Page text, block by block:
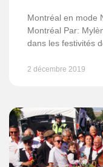
Montréal en mode
Montréal Par:
dans les festivités
2 décembre 2019